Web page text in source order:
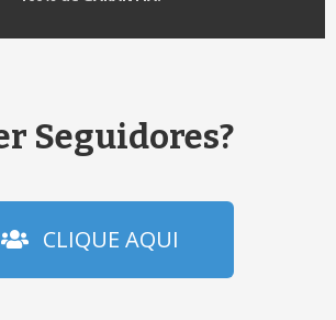
Seguidores?
CLIQUE AQUI